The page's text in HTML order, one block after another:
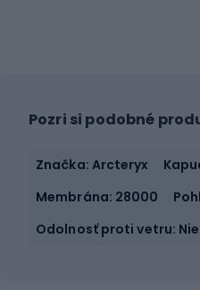
Pozri si podobné
Značka: Arcteryx
Membrána: 28000
Odolnosť proti vetru: Nie